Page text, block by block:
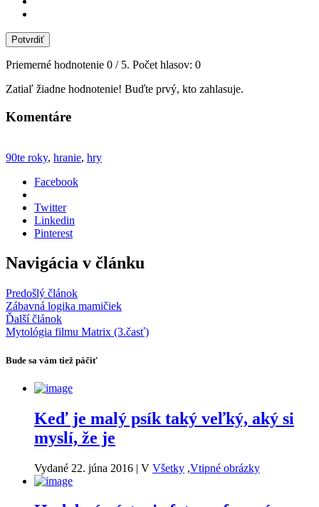
Potvrdiť
Priemerné hodnotenie 0 / 5. Počet hlasov: 0
Zatiaľ žiadne hodnotenie! Buďte prvý, kto zahlasuje.
Komentáre
90te roky, hranie, hry
Facebook
Twitter
Linkedin
Pinterest
Navigácia v článku
Predošlý článok
Zábavná logika mamičiek
Ďalší článok
Mytológia filmu Matrix (3.časť)
Bude sa vám tiež páčiť
Keď je malý psík taký veľký, aký si
myslí, že je
Vydané 22. júna 2016 | V Všetky ,Vtipné obrázky